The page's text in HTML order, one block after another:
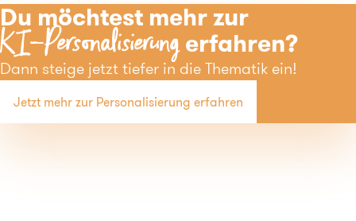
Du möchtest mehr zur
KI-Personalisierungerfahren?
Dann steige jetzt tiefer in die Thematik ein!
Jetzt mehr zur Personalisierung erfahren